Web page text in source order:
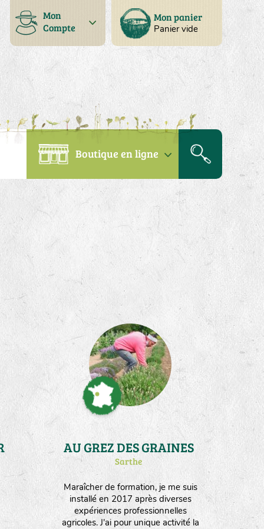
Mon panier
Panier vide
Mon
Compte
Boutique en ligne
Maraîcher de formation, je me suis
installé en 2017 après diverses
expériences professionnelles
agricoles. J'ai pour unique activité la
AU GREZ DES GRAINES
Sarthe